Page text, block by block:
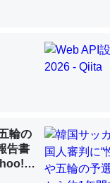
ないのか」に関する新仮説
輪の
告書
ニ